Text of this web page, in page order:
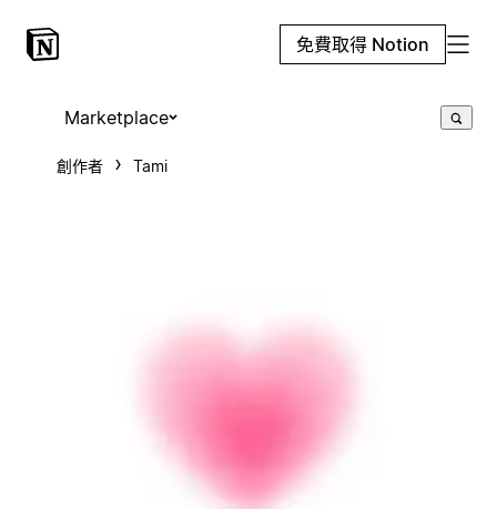
免費取得 Notion
Marketplace
創作者 Tami